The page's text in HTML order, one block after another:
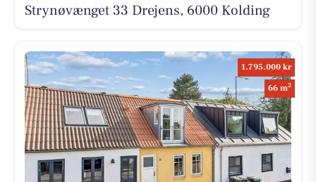
Strynøvænget 33 Drejens, 6000 Kolding
1.795.000 kr
66 m2